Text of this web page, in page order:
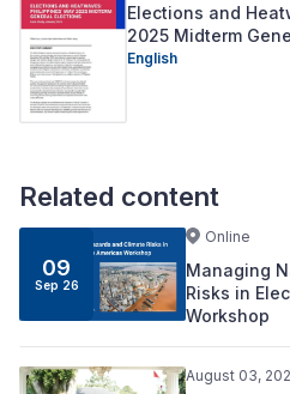
Elections and
2025 Midterm
English
Related content
09
Sep 26
Online
Managing
Risks in
Workshop
August 03,